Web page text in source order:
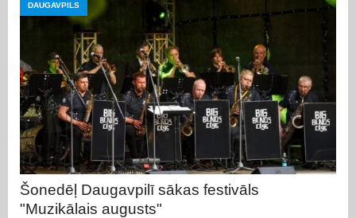
DAUGAVPILS
Šonedēļ Daugavpilī sākas festivāls
"Muzikālais augusts"